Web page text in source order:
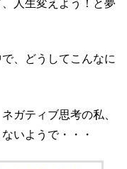
人生変えよう！と夢
、どうしてこんなに
ガティブ思考の私、
いようで・・・